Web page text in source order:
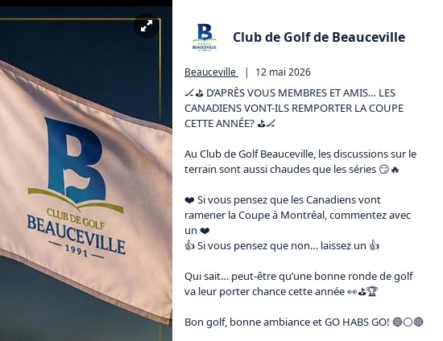
Club de Golf de Beauceville
Beauceville | 12 mai 2026
🏒⛳ D’APRÈS VOUS MEMBRES ET AMIS… LES
CANADIENS VONT-ILS REMPORTER LA COUPE
CETTE ANNÉE? ⛳🏒
Au Club de Golf Beauceville, les discussions sur le
terrain sont aussi chaudes que les séries 😏🔥
❤️ Si vous pensez que les Canadiens vont
ramener la Coupe à Montréal, commentez avec
un ❤️
👍 Si vous pensez que non… laissez un 👍
Qui sait… peut-être qu’une bonne ronde de golf
va leur porter chance cette année 👀⛳🏆
Bon golf, bonne ambiance et GO HABS GO! 🔵⚪🔴